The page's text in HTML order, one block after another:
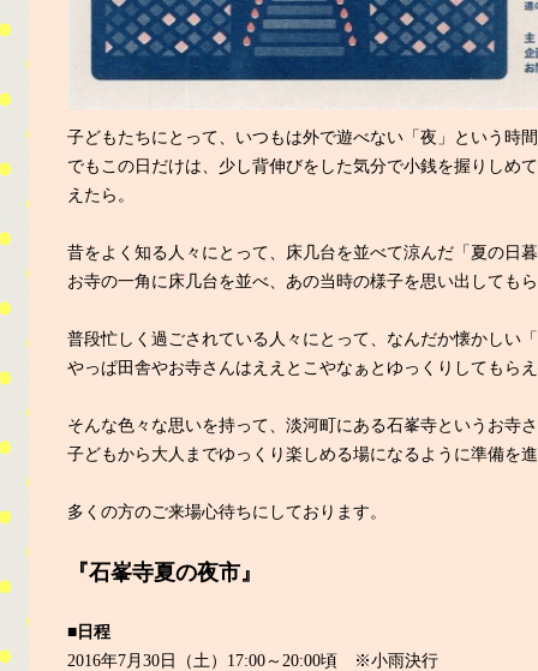
子どもたちにとって、いつもは外で遊べない「夜」という時
でもこの日だけは、少し背伸びをした気分で小銭を握りしめ
えたら。
昔をよく知る人々にとって、床几台を並べて涼んだ「夏の日
お寺の一角に床几台を並べ、あの当時の様子を思い出しても
普段忙しく過ごされている人々にとって、なんだか懐かしい
やっぱ田舎やお寺さんはええとこやなぁとゆっくりしてもら
そんな色々な思いを持って、淡河町にある石峯寺というお寺
子どもから大人までゆっくり楽しめる場になるように準備を
多くの方のご来場心待ちにしております。
『石峯寺夏の夜市』
■日程
2016年7月30日（土）17:00～20:00頃 ※小雨決行